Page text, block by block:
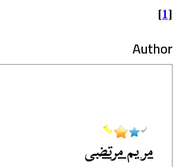
[
1
]
Author
مريم مرتضى